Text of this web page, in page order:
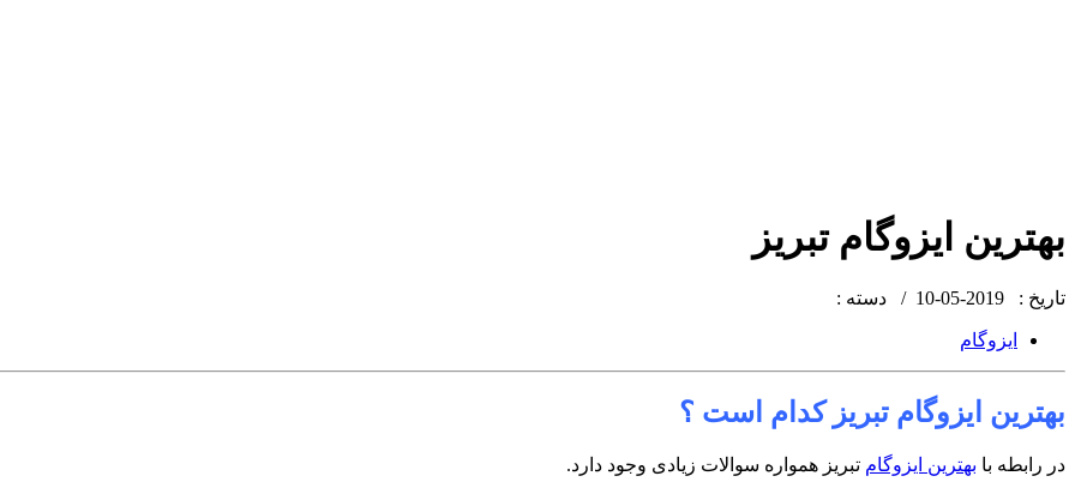
بهترین ایزوگام تبریز
تاریخ : 2019-05-10 / دسته :
ایزوگام
بهترین ایزوگام تبریز کدام است ؟
در رابطه با بهترین ایزوگام تبریز همواره سوالات زیادی وجود دارد.